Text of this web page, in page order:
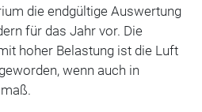
die endgültige Auswertung
für das Jahr vor. Die
hoher Belastung ist die Luft
wenn auch in